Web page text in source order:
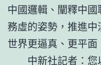
中國邏輯、闡釋中
務虛的姿勢，推進
世界更逼真、更平面
中新社記者：